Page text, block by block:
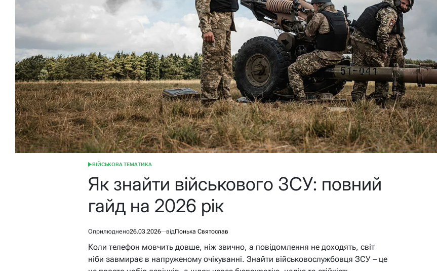
ОПУБЛІКУВАТИ
ВІЙСЬКОВА ТЕМАТИКА
Як знайти військового ЗСУ: повний
гайд на 2026 рік
Оприлюднено26.03.2026 відПонька Святослав
Коли телефон мовчить довше, ніж звично, а повідомлення не доходять, світ
ніби завмирає в напруженому очікуванні. Знайти військовослужбовця ЗСУ – це